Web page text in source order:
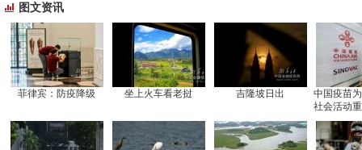
图文资讯
菲律宾：防疫降级 坐上火车看老挝 吉隆坡日出
中国疫苗
社会活动